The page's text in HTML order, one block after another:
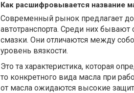
Как расшифровывается название
Современный рынок предлагает
автотранспорта. Среди них бывают
смазки. Они отличаются между
уровень вязкости.
Это та характеристика, которая
то конкретного вида масла при
от масла ожидаются высокие